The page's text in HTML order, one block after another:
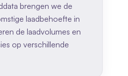
brengen we de
laadbehoefte in
de laadvolumes en
op verschillende